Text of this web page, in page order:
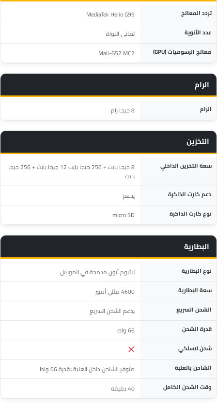
المواصفةالتفاصيلتردد المعالج MediaTek Helio G99
عدد الأنوية ثماني النواة
معالج الرسوميات (GPU) Mali-G57 MC2
الرام
المواصفة
الرام 8 جيجا رام
التخزين
المواصفةالتفاصيل
سعة التخزين الداخلي
8 جيجا بايت + 256 جيجا بايت 12 جيجا بايت + 256 جيجا
بايت
دعم كارت الذاكرة يدعم
نوع كارت الذاكرة micro SD
البطارية
المواصفة التفاصيلنوع البطارية ليثيوم أيون مدمجة في الموبايل
سعة البطارية 4600 مللي أمبير
الشحن السريع يدعم الشحن السريع
قدرة الشحن 66 واط
شحن لاسلكي
الشاحن بالعلبة
متوفر الشاحن داخل العلبة بقدرة 66 واط
وقت الشحن الكامل 40 دقيقة